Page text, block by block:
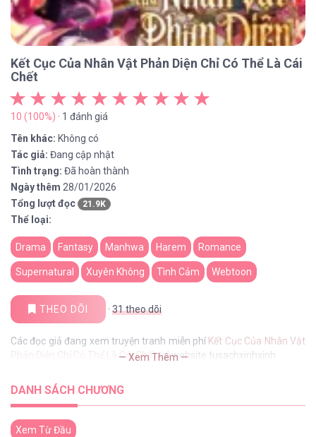
Kết Cục Của Nhân Vật Phản Diện Chỉ Có Thể Là Cái
Chết
10 (100%) · 1 đánh giá
Tên khác: Không có
Tác giả: Đang cập nhật
Tình trạng: Đã hoàn thành
Ngày thêm 28/01/2026
Tổng lượt đọc
21.9K
Thể loại:
Drama Fantasy Manhwa Harem Romance
Supernatural Xuyên Không Tình Cảm Webtoon
THEO DÕI · 31theo dõi
Các đọc giả đang xem truyện tranh miễn phí Kết Cục Của Nhân Vật
Phản Diện Chỉ Có Thể Là Cái Chếttại website tusachxinhxinh
— Xem Thêm —
DANH SÁCH CHƯƠNG
Xem Từ Đầu